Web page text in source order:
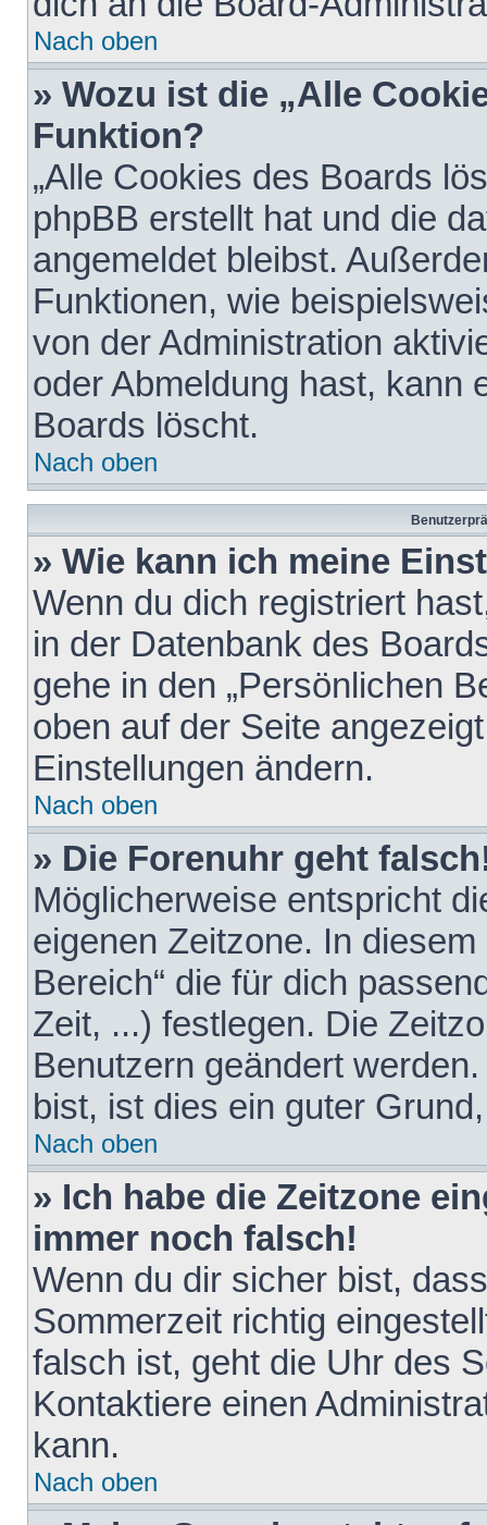
Nach oben
» Wozu ist die „Alle
Funktion?
„Alle Cookies des Boards
phpBB erstellt hat und die
angemeldet bleibst.
Funktionen, wie
von der Administration
oder Abmeldung hast, kann
Boards löscht.
Nach oben
» Wie kann ich meine
Wenn du dich registriert
in der Datenbank des
gehe in den „Persönlichen
oben auf der Seite
Einstellungen ändern.
Nach oben
» Die Forenuhr geht
Möglicherweise entspricht
eigenen Zeitzone. In
Bereich“ die für dich
Zeit, ...) festlegen. Die
Benutzern geändert
bist, ist dies ein guter
Nach oben
» Ich habe die Zeitzone
immer noch falsch!
Wenn du dir sicher bist,
Sommerzeit richtig
falsch ist, geht die Uhr des
Kontaktiere einen
kann.
Nach oben